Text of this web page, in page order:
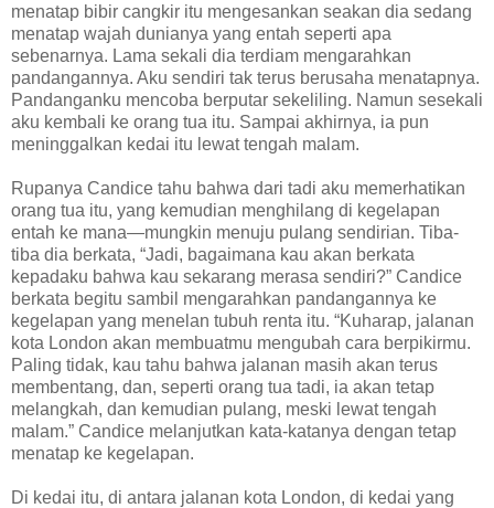
menatap bibir cangkir itu mengesankan seakan dia sedang
menatap wajah dunianya yang entah seperti apa
sebenarnya. Lama sekali dia terdiam mengarahkan
pandangannya. Aku sendiri tak terus berusaha menatapnya.
Pandanganku mencoba berputar sekeliling. Namun sesekali
aku kembali ke orang tua itu. Sampai akhirnya, ia pun
meninggalkan kedai itu lewat tengah malam.
Rupanya Candice tahu bahwa dari tadi aku memerhatikan
orang tua itu, yang kemudian menghilang di kegelapan
entah ke mana—mungkin menuju pulang sendirian. Tiba-
tiba dia berkata, “Jadi, bagaimana kau akan berkata
kepadaku bahwa kau sekarang merasa sendiri?” Candice
berkata begitu sambil mengarahkan pandangannya ke
kegelapan yang menelan tubuh renta itu. “Kuharap, jalanan
kota London akan membuatmu mengubah cara berpikirmu.
Paling tidak, kau tahu bahwa jalanan masih akan terus
membentang, dan, seperti orang tua tadi, ia akan tetap
melangkah, dan kemudian pulang, meski lewat tengah
malam.” Candice melanjutkan kata-katanya dengan tetap
menatap ke kegelapan.
Di kedai itu, di antara jalanan kota London, di kedai yang